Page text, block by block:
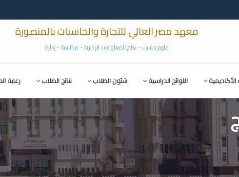
معهد مصر العالي للتجارة والحاسبات بالمنصورة
علوم حاسب - نظم المعلومات الإدارية - محاسبة - إدارة
اللوائح الدراسية شئون الطلاب نتائج الطلاب رعاية